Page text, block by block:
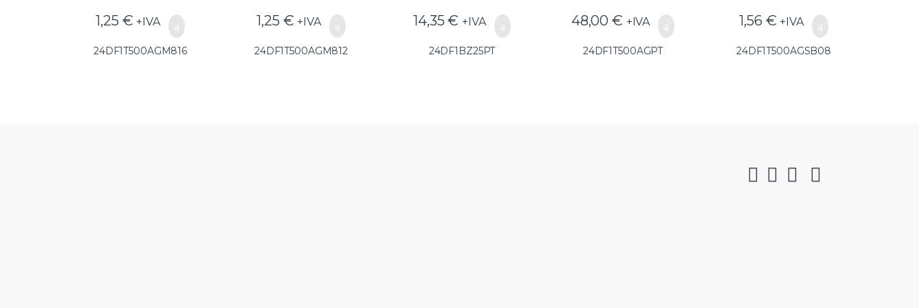
1,25 € +IVA
24DF1T500AGM816
1,25 € +IVA
24DF1T500AGM812
14,35€ +IVA
24DF1BZ25PT
48,00 € +IVA
24DF1T500AGPT
1,56 € +IVA
24DF1T500AGSB08